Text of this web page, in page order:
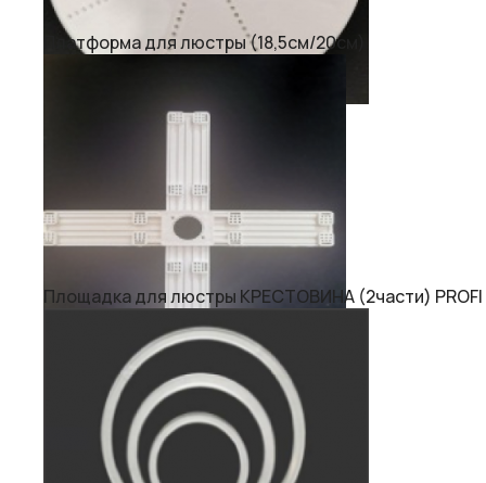
Платформа для люстры (18,5см/20см)
Площадка для люстры КРЕСТОВИНА (2части) PROFI